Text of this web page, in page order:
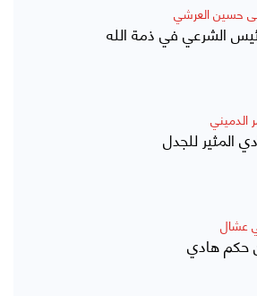
حسين العرشي
الشرعي في ذمة الله
الدميني
المثير للجدل
عشال
حكم هادي